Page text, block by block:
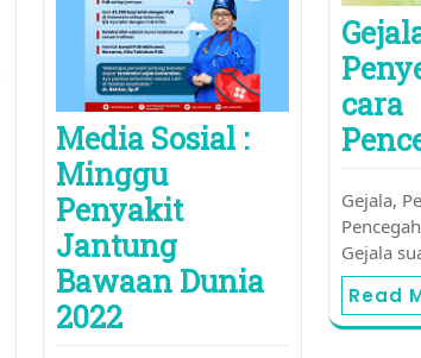
Media Sosial :
Minggu
Penyakit
Jantung
Bawaan Dunia
2022
cara
Gejala,
Gejala
Read